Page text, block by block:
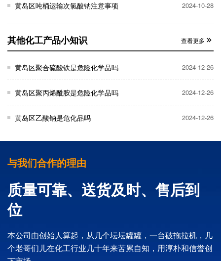
黄岛区吨桶运输次氯酸钠注意事项 2024-10-28
其他化工产品小知识 查看更多
黄岛区聚合硫酸铁是危险化学品吗 2024-12-26
黄岛区聚丙烯酰胺是危险化学品吗 2024-12-26
黄岛区乙酸钠是危化品吗 2024-12-26
与我们合作的理由
质量可靠、送货及时、售后到
位
本公司由创始人算起，从几个坛坛罐罐，一台破拖拉机，几
个老哥们儿在化工行业几十年来苦累自知，用淳朴和信誉创